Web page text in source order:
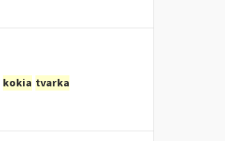
kokia tvarka